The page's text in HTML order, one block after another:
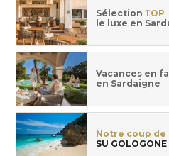
Sélection TOP
le luxe en
Vacances en
en Sardaigne
Notre coup
SU GOLOGONE